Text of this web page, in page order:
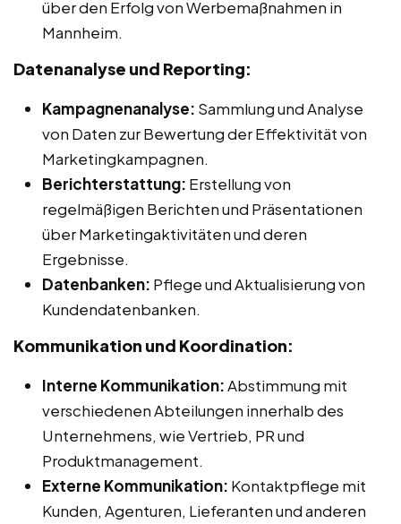
über den Erfolg von Werbemaßnahmen in
Mannheim.
Datenanalyse und Reporting:
Kampagnenanalyse: Sammlung und Analyse
von Daten zur Bewertung der Effektivität von
Marketingkampagnen.
Berichterstattung: Erstellung von
regelmäßigen Berichten und Präsentationen
über Marketingaktivitäten und deren
Ergebnisse.
Datenbanken: Pflege und Aktualisierung von
Kundendatenbanken.
Kommunikation und Koordination:
Interne Kommunikation:Abstimmung mit
verschiedenen Abteilungen innerhalb des
Unternehmens, wie Vertrieb, PR und
Produktmanagement.
Externe Kommunikation: Kontaktpflege mit
Kunden, Agenturen, Lieferanten und anderen